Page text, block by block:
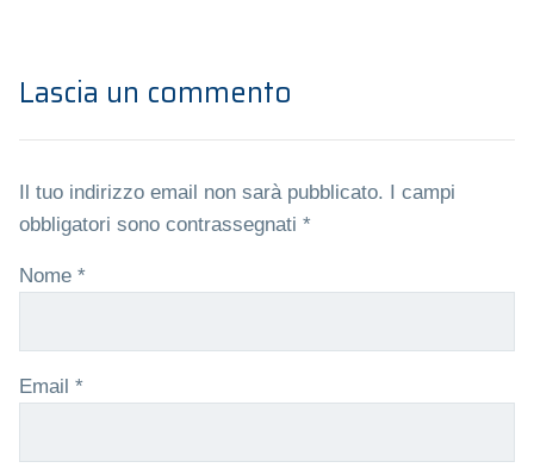
Lascia un commento
Il tuo indirizzo email non sarà pubblicato.
I campi
obbligatori sono contrassegnati *
Nome *
Email *